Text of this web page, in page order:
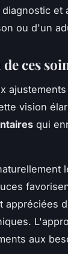
et
ou d'un
ces
vision
qui
appréciées
aux